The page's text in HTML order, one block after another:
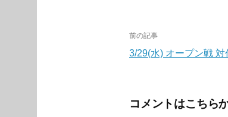
投
稿
ビ
前の記事
3/29(水) オープン戦 対
コメントはこちら